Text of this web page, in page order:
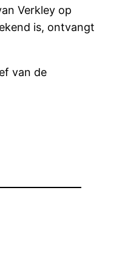
Verkley op
is, ontvangt
van de